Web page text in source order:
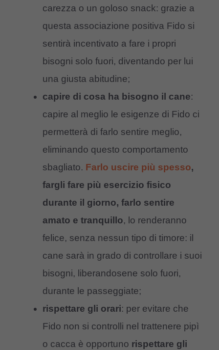
carezza o un goloso snack: grazie a
questa associazione positiva Fido si
sentirà incentivato a fare i propri
bisogni solo fuori, diventando per lui
una giusta abitudine;
capire di cosa ha bisogno il cane:
capire al meglio le esigenze di Fido ci
permetterà di farlo sentire meglio,
eliminando questo comportamento
sbagliato. Farlo uscire più spesso,
fargli fare più esercizio fisico
durante il giorno, farlo sentire
amato e tranquillo, lo renderanno
felice, senza nessun tipo di timore: il
cane sarà in grado di controllare i suoi
bisogni, liberandosene solo fuori,
durante le passeggiate;
rispettare gli orari: per evitare che
Fido non si controlli nel trattenere pipì
o cacca è opportuno rispettare gli